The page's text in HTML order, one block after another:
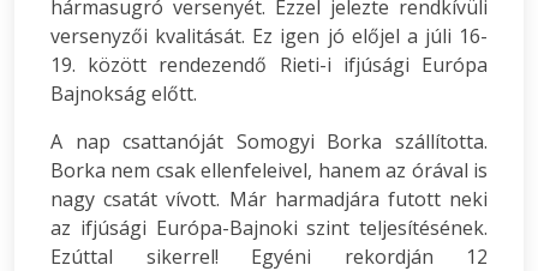
hármasugró versenyét. Ezzel jelezte rendkívüli
versenyzői kvalitását. Ez igen jó előjel a júli 16-
19. között rendezendő Rieti-i ifjúsági Európa
Bajnokság előtt.
A nap csattanóját Somogyi Borka szállította.
Borka nem csak ellenfeleivel, hanem az órával is
nagy csatát vívott. Már harmadjára futott neki
az ifjúsági Európa-Bajnoki szint teljesítésének.
Ezúttal sikerrel! Egyéni rekordján 12